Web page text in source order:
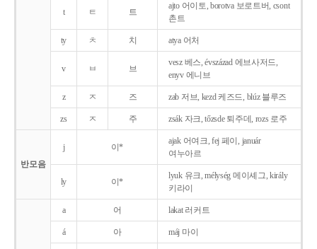
t ㅌ 트
ajto 어이토, borotva 보로트버, csont
촌트
ty ㅊ 치 atya 어처
v ㅂ 브
vesz 베스, évszázad 에브사저드,
enyv 에니브
z ㅈ 즈 zab 저브, kezd 케즈드, blúz 블루즈
zs ㅈ 주 zsák 자크, tőzsde 퇴주데, rozs 로주
반모음
j 이*
ajak 어여크, fej 페이, január
여누아르
ly 이*
lyuk 유크, mélység 메이셰그, király
키라이
a 어 lakat 러커트
á 아 máj 마이